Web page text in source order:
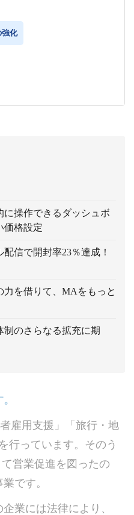
強化
に操作できるダッシュボ
価格設定
信で開封率23％達成！
力を借りて、MAをもっと
制のさらなる拡充に期
雇用支援」「旅行・地
行っています。そのう
営業促進を図ったの
です。
業には法律により、